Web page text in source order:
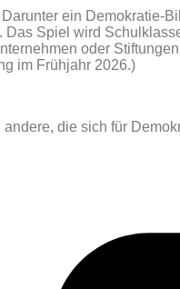
ein Demokratie-
Spiel wird
oder
im Frühjahr 2026.)
die sich für